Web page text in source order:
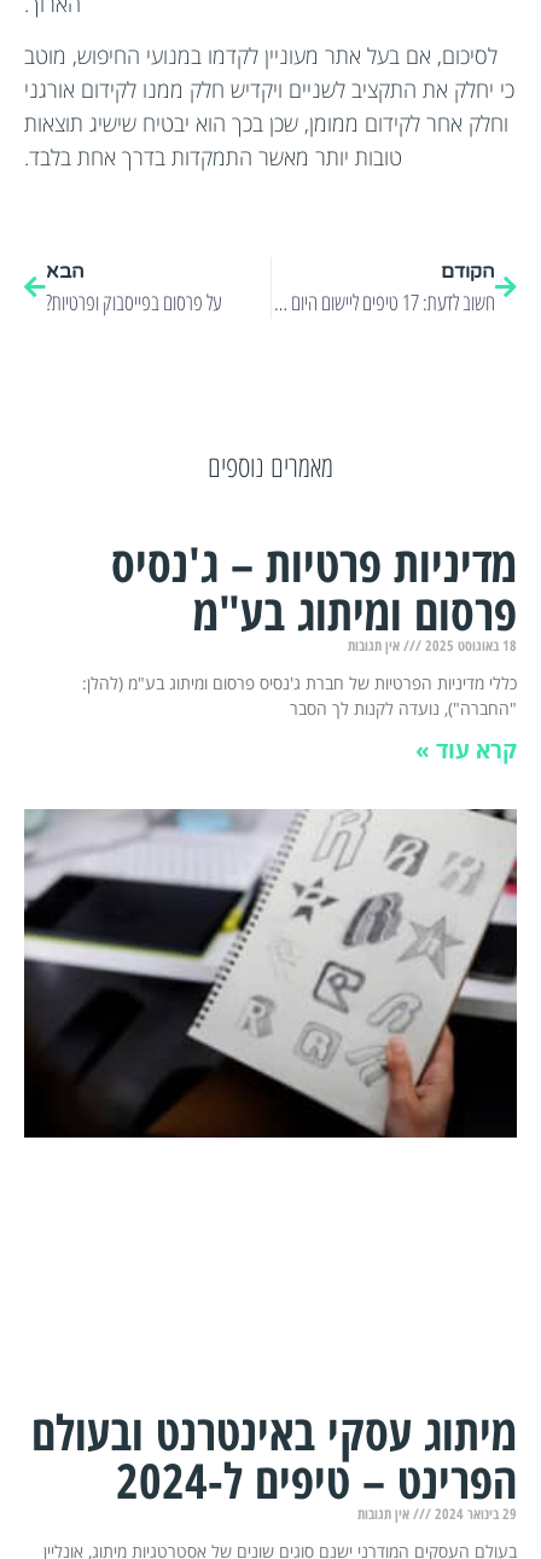
לסיכום, אם בעל אתר מעוניין לקדמו במנועי החיפוש, מוטב
כי יחלק את התקציב לשניים ויקדיש חלק ממנו לקידום אורגני
וחלק אחר לקידום ממומן, שכן בכך הוא יבטיח שישיג תוצאות
טובות יותר מאשר התמקדות בדרך אחת בלבד.
הקודם
חשוב לדעת: 17 טיפים ליישום היום כדי לייצר עוד לקוחות באמצעות שיווק פייסבוק
הבא
על פרסום בפייסבוק ופרטיות?
מאמרים נוספים
מדיניות פרטיות – ג'נסיס
פרסום ומיתוג בע"מ
18 באוגוסט 2025 אין תגובות
כללי מדיניות הפרטיות של חברת ג'נסיס פרסום ומיתוג בע"מ (להלן:
"החברה"), נועדה לקנות לך הסבר
קרא עוד »
מיתוג עסקי באינטרנט ובעולם
הפרינט – טיפים ל-2024
29 בינואר 2024 אין תגובות
בעולם העסקים המודרני ישנם סוגים שונים של אסטרטגיות מיתוג, אונליין